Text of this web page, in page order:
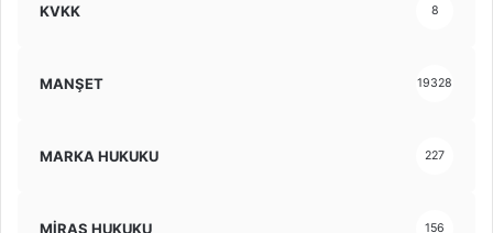
KVKK 8
MANŞET 19328
MARKA HUKUKU 227
MİRAS HUKUKU 156